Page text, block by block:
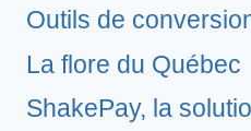
Outils de
La flore du Québec
ShakePay, la